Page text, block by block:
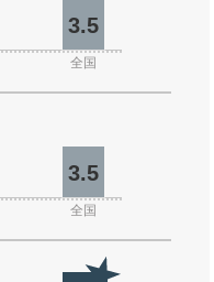
3.5
全国
3.5
全国